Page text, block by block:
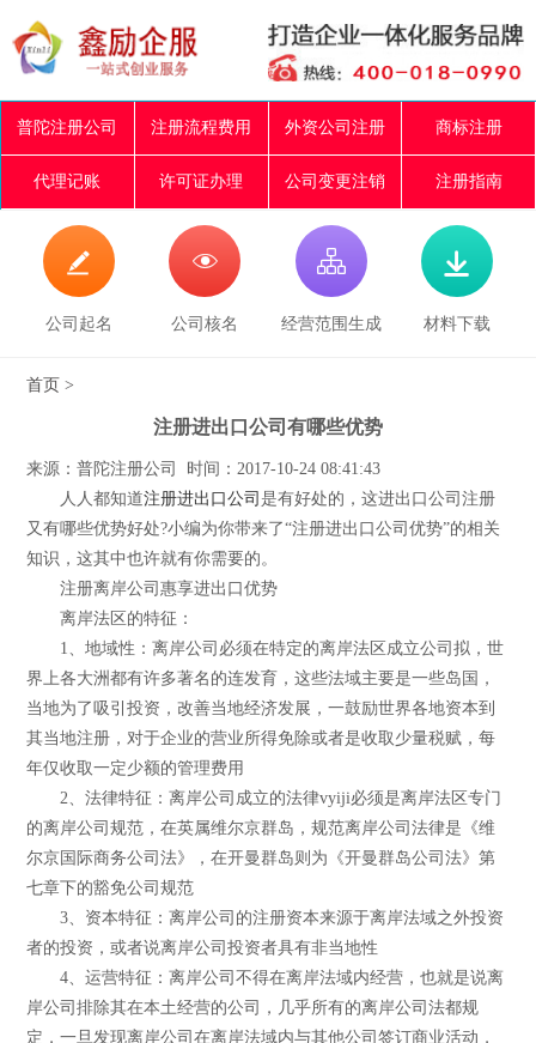
普陀注册公司 注册流程费用 外资公司注册 商标注册
代理记账 许可证办理 公司变更注销 注册指南

公司起名

公司核名

经营范围生成

材料下载
首页 >
注册进出口公司有哪些优势
来源：普陀注册公司 时间：2017-10-24 08:41:43
人人都知道注册进出口公司是有好处的，这进出口公司注册
又有哪些优势好处?小编为你带来了“注册进出口公司优势”的相关
知识，这其中也许就有你需要的。
注册离岸公司惠享进出口优势
离岸法区的特征：
1、地域性：离岸公司必须在特定的离岸法区成立公司拟，世
界上各大洲都有许多著名的连发育，这些法域主要是一些岛国，
当地为了吸引投资，改善当地经济发展，一鼓励世界各地资本到
其当地注册，对于企业的营业所得免除或者是收取少量税赋，每
年仅收取一定少额的管理费用
2、法律特征：离岸公司成立的法律vyiji必须是离岸法区专门
的离岸公司规范，在英属维尔京群岛，规范离岸公司法律是《维
尔京国际商务公司法》，在开曼群岛则为《开曼群岛公司法》第
七章下的豁免公司规范
3、资本特征：离岸公司的注册资本来源于离岸法域之外投资
者的投资，或者说离岸公司投资者具有非当地性
4、运营特征：离岸公司不得在离岸法域内经营，也就是说离
岸公司排除其在本土经营的公司，几乎所有的离岸公司法都规
定，一旦发现离岸公司在离岸法域内与其他公司签订商业活动，